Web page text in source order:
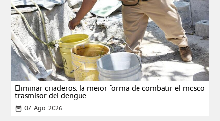
Eliminar criaderos, la mejor forma de combatir el mosco
trasmisor del dengue
date_range 07-Ago-2026